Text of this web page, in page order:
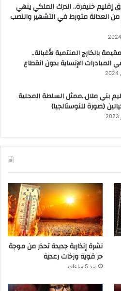
إقليم خنيفرة.. الدرك الملكي ينهي
العدالة متورط في التشهير والنصب
بالخارج المنتمية لأغبالة..
المبادرات الإنساية بدون انقطاع
بني ملال..ممثل السلطة المحلية
(صورة للنوستالجيا)
نشرة إنذارية جديدة تحذر من موجة
حر قوية وزخات رعدية
منذ 5 ساعات